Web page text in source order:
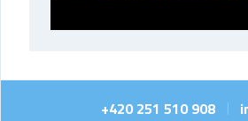
+420 251 510 908